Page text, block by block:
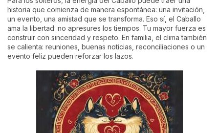
historia que comienza de manera espontánea: una invitación,
un evento, una amistad que se transforma. Eso sí, el Caballo
ama la libertad: no apresures los tiempos. Tu mayor fuerza es
construir con sinceridad y respeto. En familia, el clima también
se calienta: reuniones, buenas noticias, reconciliaciones o un
evento feliz pueden reforzar los lazos.